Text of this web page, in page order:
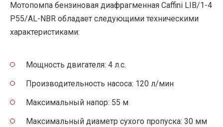
Мотопомпа бензиновая диафрагменная Caffini LIB/1-4
P55/AL-NBR обладает следующими техническими
характеристиками:
Мощность двигателя: 4 л.с.
Производительность насоса: 120 л/мин
Максимальный напор: 55 м
Максимальный диаметр сухого пропуска: 30 мм